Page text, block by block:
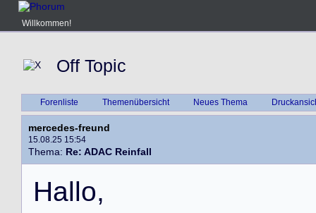
Willkommen!
Off Topic
Forenliste Themenübersicht Neues Thema
mercedes-freund
15.08.25 15:54
Thema: Re: ADAC Reinfall
Hallo,